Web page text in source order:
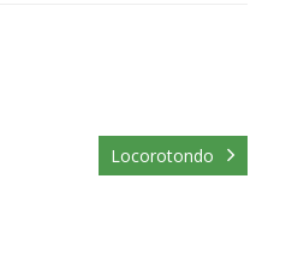
Locorotondo